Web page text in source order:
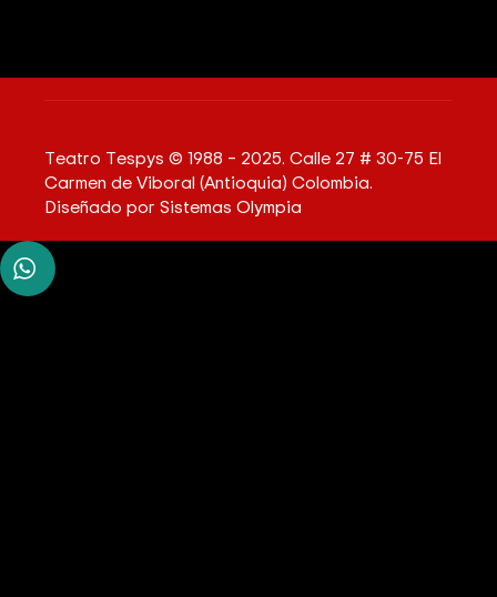
Teatro Tespys © 1988 – 2025. Calle 27 # 30-75 El
Carmen de Viboral (Antioquia) Colombia.
Diseñado por Sistemas Olympia